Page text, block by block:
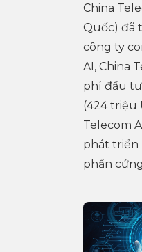
China
Quốc) đã
công ty
AI, China
phí đầu
(424 triệu
Telecom
phát triển
phần